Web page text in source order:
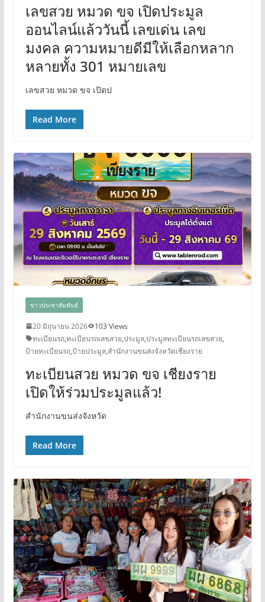
เลขสวย หมวด ขจ เปิดประมูล
ออนไลน์แล้ววันนี้ เลขเด่น เลข
มงคล ความหมายดีมีให้เลือกหลาก
หลายทั้ง 301 หมายเลข
เลขสวย หมวด ขจ เปิดป
Read More
ข่าวประชาสัมพันธ์
20 มิถุนายน 2026
103 Views
ทะเบียนรถ,ทะเบียนรถเลขสวย,ประมูล,ประมูลทะเบียนรถเลขสวย,
ป้ายทะเบียนรถ,ป้ายประมูล,สำนักงานขนส่งจังหวัดเชียงราย
ทะเบียนสวย หมวด ขจ เชียงราย
เปิดให้ร่วมประมูลแล้ว!
สำนักงานขนส่งจังหวัด
Read More